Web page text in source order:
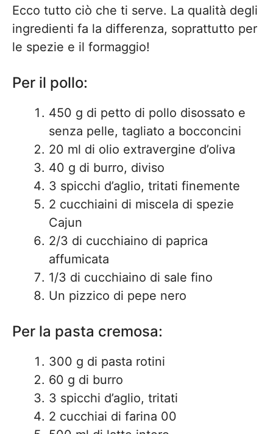
Ecco tutto ciò che ti serve. La qualità degli
ingredienti fa la differenza, soprattutto per
le spezie e il formaggio!
Per il pollo:
450 g di petto di pollo disossato e
senza pelle, tagliato a bocconcini
20 ml di olio extravergine d’oliva
40 g di burro, diviso
3 spicchi d’aglio, tritati finemente
2 cucchiaini di miscela di spezie
Cajun
2/3 di cucchiaino di paprica
affumicata
1/3 di cucchiaino di sale fino
Un pizzico di pepe nero
Per la pasta cremosa:
300 g di pasta rotini
60 g di burro
3 spicchi d’aglio, tritati
2 cucchiai di farina 00